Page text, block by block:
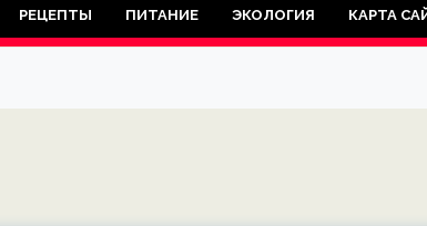
РЕЦЕПТЫ ПИТАНИЕ ЭКОЛОГИЯ КАРТА